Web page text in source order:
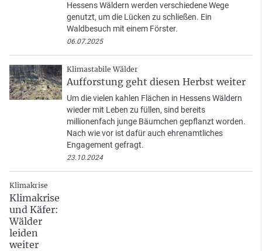
Hessens Wäldern werden verschiedene Wege
genutzt, um die Lücken zu schließen. Ein
Waldbesuch mit einem Förster.
06.07.2025
Klimastabile Wälder
Aufforstung geht diesen Herbst weiter
Um die vielen kahlen Flächen in Hessens Wäldern
wieder mit Leben zu füllen, sind bereits
millionenfach junge Bäumchen gepflanzt worden.
Nach wie vor ist dafür auch ehrenamtliches
Engagement gefragt.
23.10.2024
Klimakrise
Klimakrise
und Käfer:
Wälder
leiden
weiter